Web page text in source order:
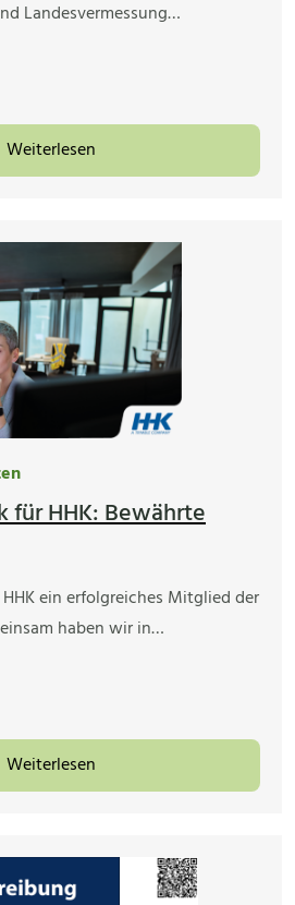
Landesvermessung…
Weiterlesen
für HHK: Bewährte
ein erfolgreiches Mitglied der
haben wir in…
Weiterlesen